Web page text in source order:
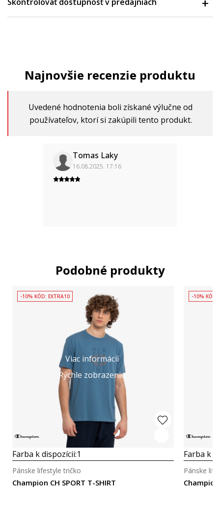
Najnovšie recenzie produktu
Uvedené hodnotenia boli získané výlučne od
používateľov, ktorí si zakúpili tento produkt.
Tomas Laky
16.08.2025. 17:16
Podobné produkty
Viac informácií
Rýchle zobrazenie
-10% KÓD: EXTRA10
Farba k dispozícii:1
Champion CH SPORT T-SHIRT
Pánske lifestyle tričko
-10% KÓD:
Farba k
Champion
Pánske